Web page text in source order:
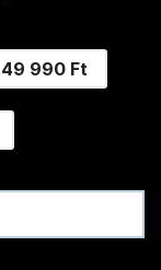
49 990 Ft